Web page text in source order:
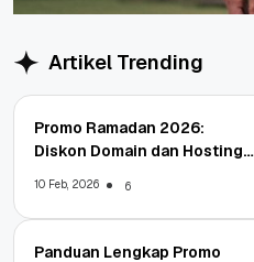
Artikel Trending
Promo Ramadan 2026:
Diskon Domain dan Hosting
10 Feb, 2026 6
Panduan Lengkap Promo